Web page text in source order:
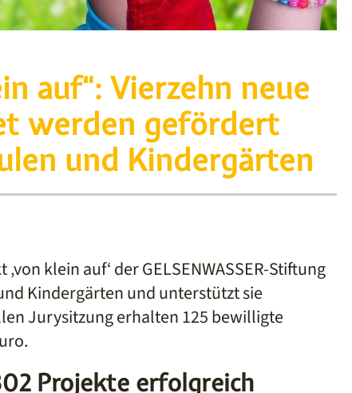
auf“: Vierzehn neue
werden gefördert
und Kindergärten
klein auf‘ der GELSENWASSER-Stiftung
Kindergärten und unterstützt sie
Jurysitzung erhalten 125 bewilligte
Projekte erfolgreich